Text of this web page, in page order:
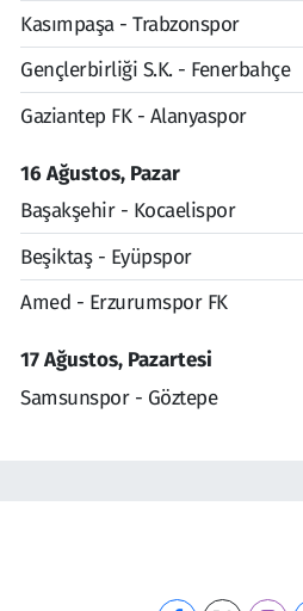
Kasımpaşa - Trabzonspor
Gençlerbirliği S.K. - Fenerbahçe
Gaziantep FK - Alanyaspor
16 Ağustos, Pazar
Başakşehir - Kocaelispor
Beşiktaş - Eyüpspor
Amed - Erzurumspor FK
17 Ağustos, Pazartesi
Samsunspor - Göztepe